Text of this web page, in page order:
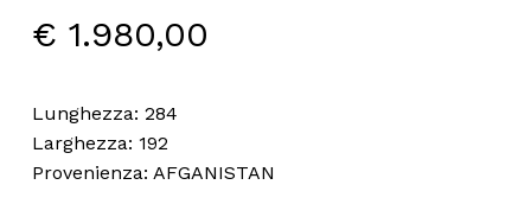
€ 1.980,00
Lunghezza: 284
Larghezza: 192
Provenienza: AFGANISTAN